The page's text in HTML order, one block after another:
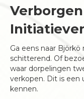
Ga eens naar
schitterend. Of
waar dorpelingen
verkopen. Dit is een
kennen.